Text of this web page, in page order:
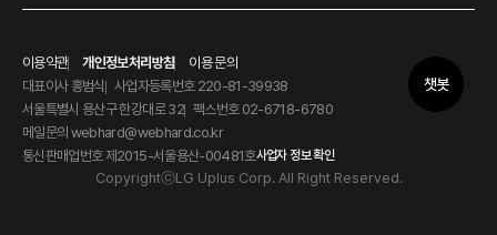
이용약관 개인정보처리방침
이용 문의
대표이사 홍범식
사업자등록번호 220-81-39938
서울특별시 용산구 한강대로 32 팩스번호 02-6718-6780
메일문의 webhard@webhard.co.kr
통신판매업번호 제2015-서울용산-00481호사업자 정보 확인
CopyrightⓒLG Uplus Corp. All Right Reserved.
챗봇